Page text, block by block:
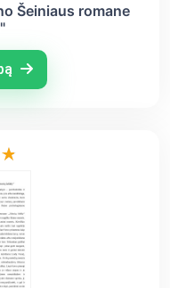
Šeiniaus romane